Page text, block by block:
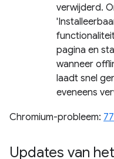
verwijderd.
pagina en
wanneer
laadt snel
eveneens
Chromium-probleem:
Updates van